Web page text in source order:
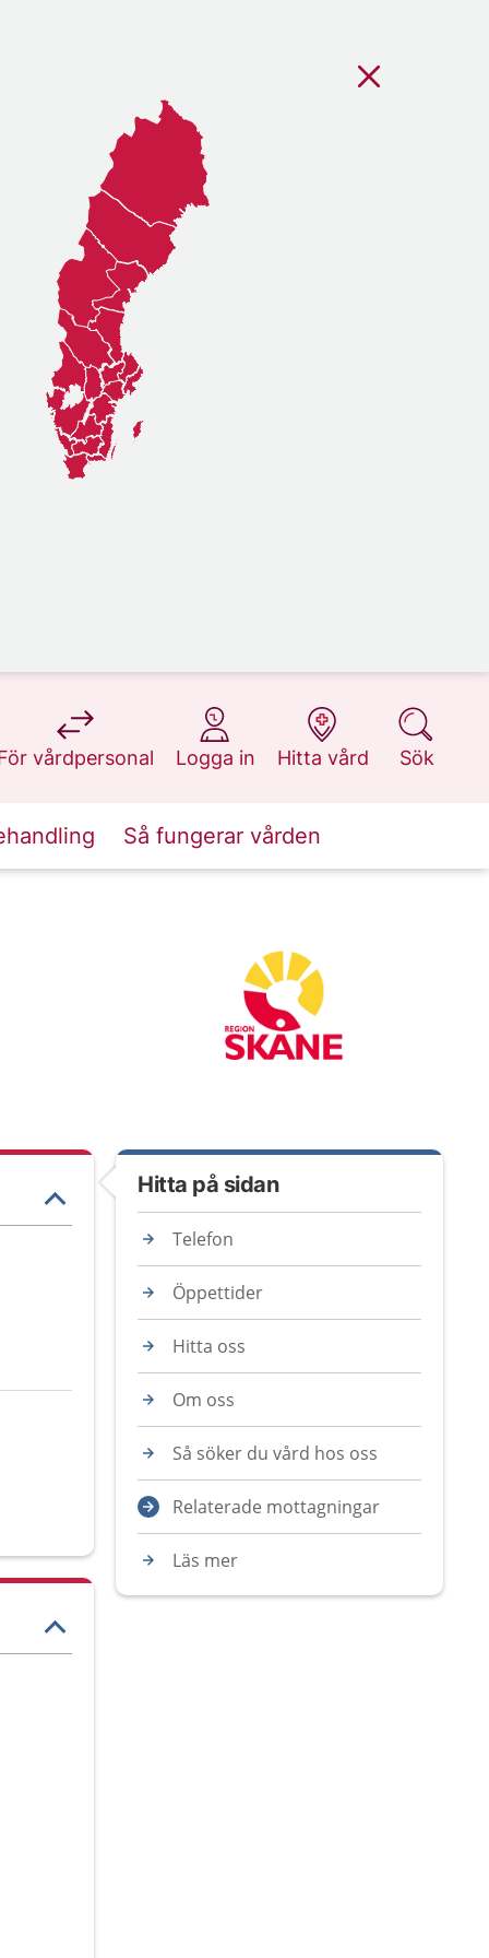
vårdpersonal
på 1177.se
Logga in
på 1177.se
Hitta vård
på 1177.se
Sök
på 1177.se
Så fungerar vården
Hitta på sidan
Telefon
Öppettider
Hitta oss
Om oss
Så söker du vård hos oss
Relaterade mottagningar
Läs mer